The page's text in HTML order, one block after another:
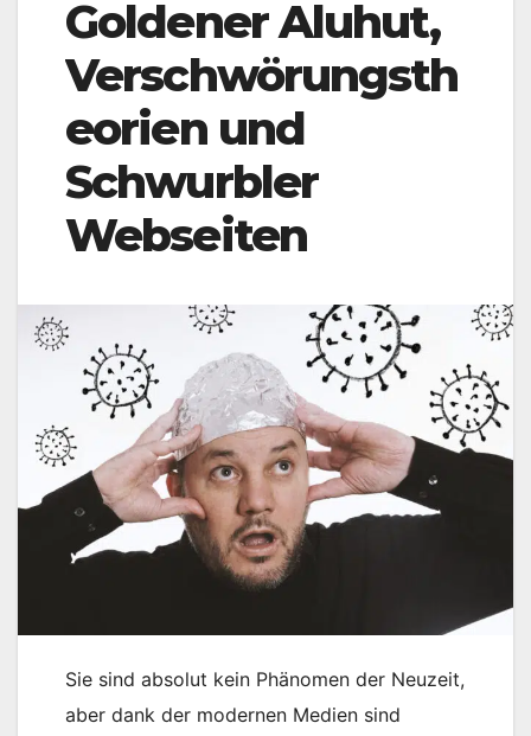
Goldener Aluhut,
Verschwörungsth
eorien und
Schwurbler
Webseiten
Sie sind absolut kein Phänomen der Neuzeit,
aber dank der modernen Medien sind